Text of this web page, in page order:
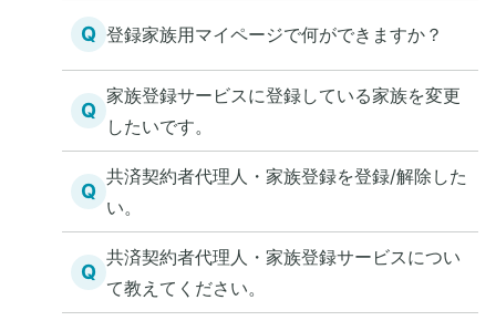
Q 登録家族用マイページで何ができますか？
Q
家族登録サービスに登録している家族を変更
したいです。
Q
共済契約者代理人・家族登録を登録/解除した
い。
Q
共済契約者代理人・家族登録サービスについ
て教えてください。